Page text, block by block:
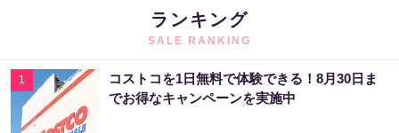
ランキング
SALE RANKING
1
コストコを1日無料で体験できる！8月30日ま
でお得なキャンペーンを実施中